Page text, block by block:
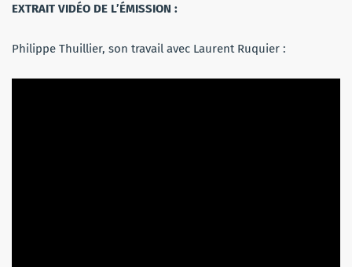
EXTRAIT VIDÉO DE L’ÉMISSION :
Philippe Thuillier, son travail avec Laurent Ruquier :